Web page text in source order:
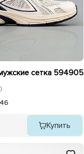
сетка 594905
46
Купить